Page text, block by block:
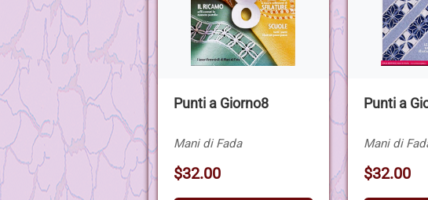
Punti a Giorno8
Mani di Fada
$32.00
Punti a
Mani di
$32.00